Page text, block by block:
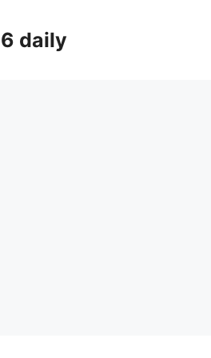
daily